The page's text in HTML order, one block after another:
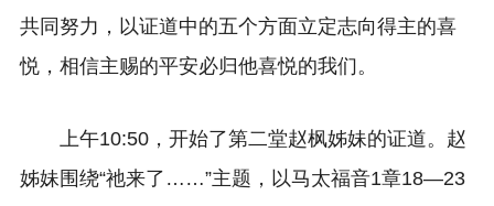
共同努力，以证道中的五个方面立定志向得主的喜
悦，相信主赐的平安必归他喜悦的我们。
上午10:50，开始了第二堂赵枫姊妹的证道。赵
姊妹围绕“祂来了……”主题，以马太福音1章18—23